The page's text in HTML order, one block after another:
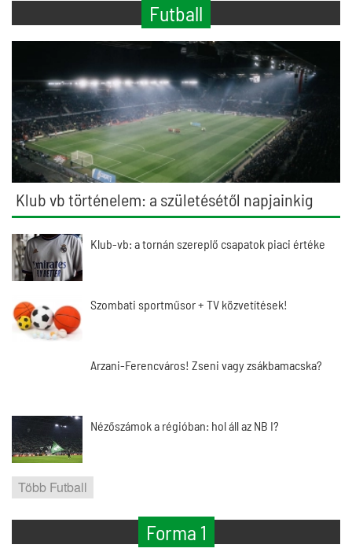
Futball
Klub vb történelem: a születésétől napjainkig
Klub-vb: a tornán szereplő csapatok piaci értéke
Szombati sportműsor + TV közvetítések!
Arzani-Ferencváros! Zseni vagy zsákbamacska?
Nézőszámok a régióban: hol áll az NB I?
Több Futball
Forma 1